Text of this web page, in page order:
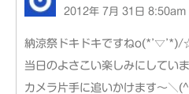
2012年 7月 31日 8:50am
納涼祭ドキドキですねo(*’▽’*)/
当日のよさこい楽しみにしてい
カメラ片手に追いかけます～＼